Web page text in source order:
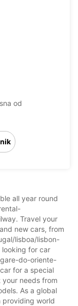
od
all year round
Travel your
new cars, from
lisboa/lisbon-
for car
do-oriente-
for a special
needs from
As a global
providing world